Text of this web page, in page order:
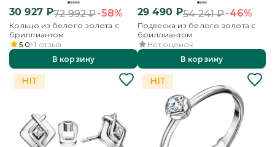
30 927₽72 992₽-58%
Кольцо из белого золота с
бриллиантом
5.0 1 отзыв
В корзину
29 490₽54 241₽-46%
Подвеска из белого золота с
бриллиантом
Нет оценок
В корзину